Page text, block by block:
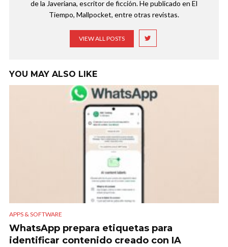
de la Javeriana, escritor de ficción. He publicado en El
Tiempo, Mallpocket, entre otras revistas.
VIEW ALL POSTS
YOU MAY ALSO LIKE
APPS & SOFTWARE
WhatsApp prepara etiquetas para
identificar contenido creado con IA